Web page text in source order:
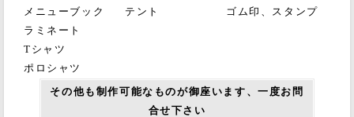
メニューブック
ラミネート
Tシャツ
ポロシャツ
テント
ゴム印、スタンプ
その他も制作可能なものが御座います、一度お問
合せ下さい